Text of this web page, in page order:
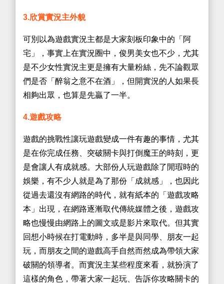
3.欣賞實況主外貌
可別以為遊戲實況主都是大家刻板印象中的「阿
宅」，事實上在實況圈中，俊男美女也不少，尤其
是不少女性實況主更是擁有大量粉絲，先不論觀眾
們是否「醉翁之意不在酒」，但開實況的人如果長
相夠出眾，也算是先贏了一半。
4.遊戲攻略
遊戲的挑戰性讓玩遊戲變成一件有趣的事情，尤其
是在你完成任務、突破關卡與打倒魔王的時刻，更
是會讓人有成就感。大部份人玩遊戲除了閒瑕時的
娛樂，有不少人就是為了那份「成就感」，也因此
從過去還沒有網路的時代，就有紙本的「遊戲攻略
本」出現，在網路逐漸取代傳統媒體之後，遊戲攻
略也慢慢由網路上的圖文或是影片來取代。但其實
回想小時候在打電動時，多半是與同學、朋友一起
玩，而朋友之間的遊戲高手自然而然成為帶領大家
破關的領導者。而實況主某些程度來看，就扮演了
這樣的角色，帶著大家一起玩、告訴你攻略關卡的